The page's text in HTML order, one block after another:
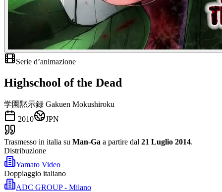
Serie d’animazione
Highschool of the Dead
学園黙示録 Gakuen Mokushiroku
2010
JPN
Trasmesso in italia su Man-Ga a partire dal 21 Luglio 2014.
Distribuzione
Yamato Video
Doppiaggio italiano
ADC GROUP - Milano